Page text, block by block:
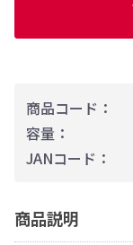
商品コード：
容量：
JANコード：
商品説明